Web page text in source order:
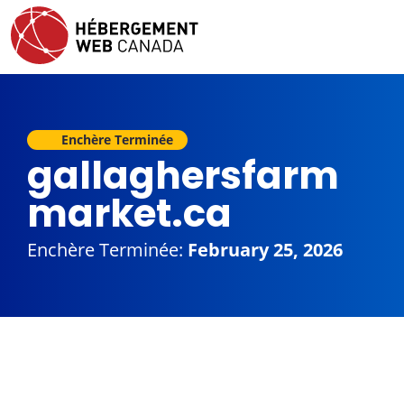
Enchère Terminée
gallaghersfarm
market.ca
Enchère Terminée: February 25, 2026